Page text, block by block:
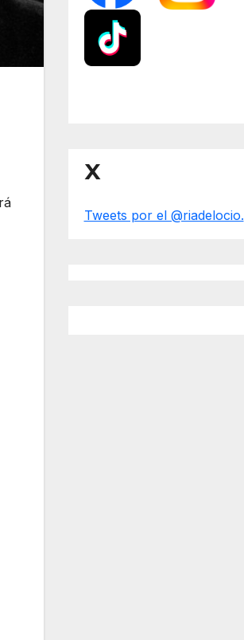
X
Tweets por el @riadelocio.